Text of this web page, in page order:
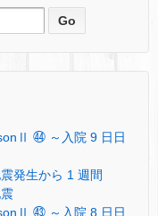
㊹ ～入院 9 日日
発生から 1 週間
㊸ ～入院 8 日日